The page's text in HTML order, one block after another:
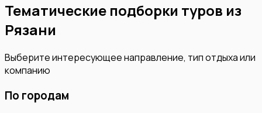
Тематические подборки туров из
Рязани
Выберите интересующее направление, тип отдыха или
компанию
По городам